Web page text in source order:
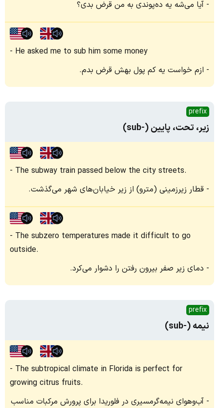
آیا می‌شه یه ده‌پوندی به من قرض بدی؟
He asked me to sub him some money
ازم خواست یه کم پول بهش قرض بدم.
prefix
زیر، تحت، پایین (-sub)
The subway train passed below the city streets.
قطار زیرزمینی (مترو) از زیر خیابان‌های شهر می‌گذشت.
The subzero temperatures made it difficult to go
outside.
دمای زیر صفر بیرون رفتن را دشوار می‌کرد.
prefix
نیمه (-sub)
The subtropical climate in Florida is perfect for
growing citrus fruits.
آب‌وهوای نیمه‌گرمسیری در فلوریدا برای پرورش مرکبات مناسب